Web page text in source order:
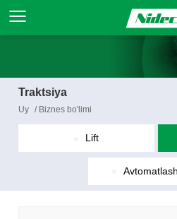
Traktsiya
Uy / Biznes bo'limi
Lift